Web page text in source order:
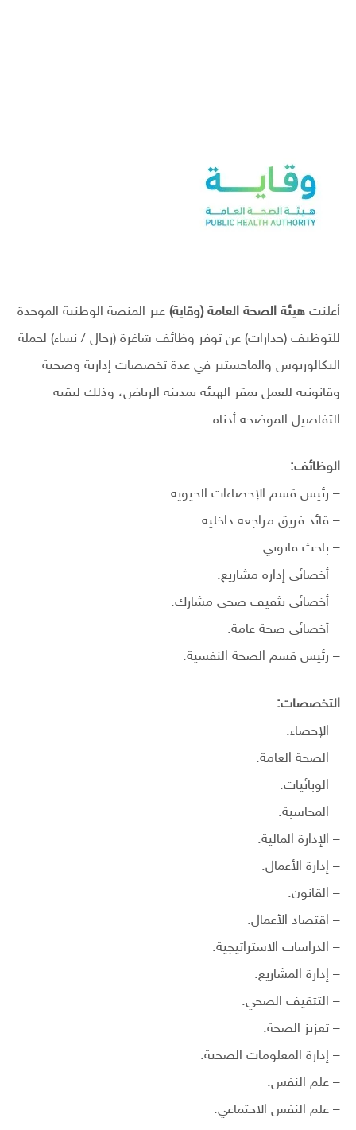
أعلنت هيئة الصحة العامة (وقاية) عبر المنصة الوطنية الموحدة
للتوظيف (جدارات) عن توفر وظائف شاغرة (رجال / نساء) لحملة
البكالوريوس والماجستير في عدة تخصصات إدارية وصحية
وقانونية للعمل بمقر الهيئة بمدينة الرياض، وذلك لبقية
التفاصيل الموضحة أدناه.
الوظائف:
– رئيس قسم الإحصاءات الحيوية.
– قائد فريق مراجعة داخلية.
– باحث قانوني.
– أخصائي إدارة مشاريع.
– أخصائي تثقيف صحي مشارك.
– أخصائي صحة عامة.
– رئيس قسم الصحة النفسية.
التخصصات:
– الإحصاء.
– الصحة العامة.
– الوبائيات.
– المحاسبة.
– الإدارة المالية.
– إدارة الأعمال.
– القانون.
– اقتصاد الأعمال.
– الدراسات الاستراتيجية.
– إدارة المشاريع.
– التثقيف الصحي.
– تعزيز الصحة.
– إدارة المعلومات الصحية.
– علم النفس.
– علم النفس الاجتماعي.